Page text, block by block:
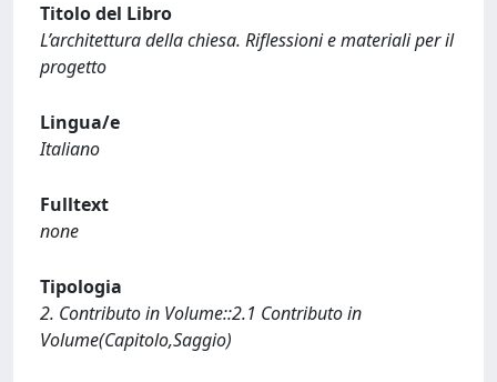
Titolo del Libro
L’architettura della chiesa. Riflessioni e materiali per il
progetto
Lingua/e
Italiano
Fulltext
none
Tipologia
2. Contributo in Volume::2.1 Contributo in
Volume(Capitolo,Saggio)